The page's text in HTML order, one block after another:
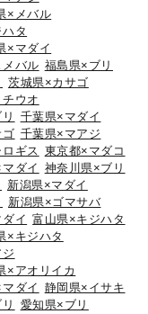
×メバル
タ
×マダイ
バル 福島県×ブリ
茨城県×カサゴ
ウオ
千葉県×マダイ
ゴ 千葉県×マアジ
ギス 東京都×マダコ
ダイ 神奈川県×ブリ
新潟県×マダイ
新潟県×ゴマサバ
イ 富山県×キジハタ
×キジハタ
×アオリイカ
ダイ
静岡県×イサキ
愛知県×ブリ